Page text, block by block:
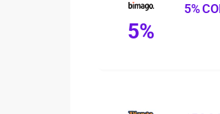
5%
5%